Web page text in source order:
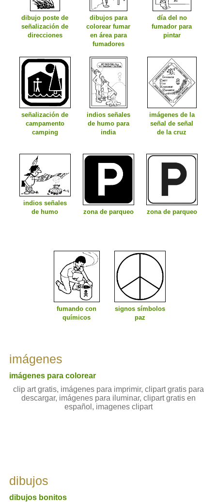
dibujo poste de
señalización de
direcciones
dibujos para
colorear fumar
en área para
fumadores
día del no
fumador para
pintar
señalización de
campamento
camping
indios señales
de humo para
india
imágenes de la
señal de señal
de la cruz
indios señales
de humo
zona de parqueo zona de parqueo
fumando con
químicos
signos símbolos
paz
imágenes
imágenes para colorear
clip art gratis, imágenes para imprimir, clipart gratis para
descargar, imágenes para iluminar, clipart gratis en
español, imagenes clipart
dibujos
dibujos bonitos